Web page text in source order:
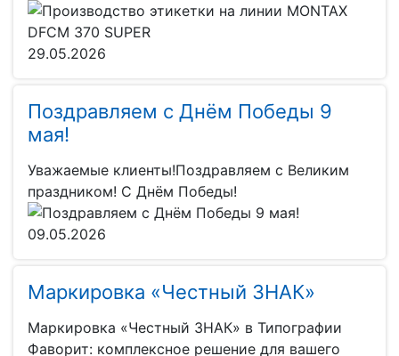
29.05.2026
Поздравляем с Днём Победы 9
мая!
Уважаемые клиенты!Поздравляем с Великим
праздником! С Днём Победы!
09.05.2026
Маркировка «Честный ЗНАК»
Маркировка «Честный ЗНАК» в Типографии
Фаворит: комплексное решение для вашего